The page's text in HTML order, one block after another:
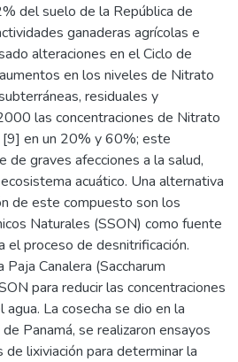
del suelo de la República de
ganaderas agrícolas e
alteraciones en el Ciclo de
en los niveles de Nitrato
residuales y
las concentraciones de Nitrato
en un 20% y 60%; este
de graves afecciones a la salud,
acuático. Una alternativa
de este compuesto son los
Naturales (SSON) como fuente
el proceso de desnitrificación.
Canalera (Saccharum
para reducir las concentraciones
La cosecha se dio en la
Panamá, se realizaron ensayos
lixiviación para determinar la